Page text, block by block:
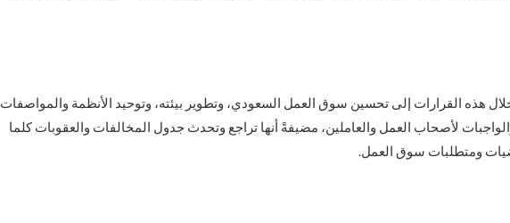
هذه القرارات إلى تحسين سوق العمل السعودي، وتطوير بيئته، وتوحيد الأنظمة والمواصفات
لأصحاب العمل والعاملين، مضيفةً أنها تراجع وتحدث جدول المخالفات والعقوبات كلما
ومتطلبات سوق العمل.